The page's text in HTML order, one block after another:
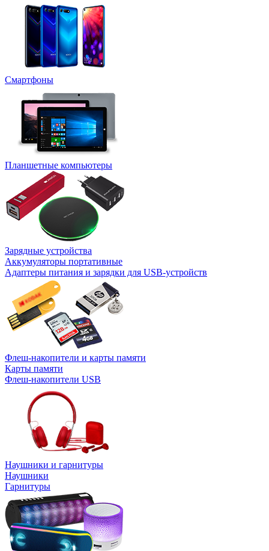
Смартфоны
Планшетные компьютеры
Зарядные устройства
Аккумуляторы портативные
Адаптеры питания и зарядки для USB-устройств
Флеш-накопители и карты памяти
Карты памяти
Флеш-накопители USB
Наушники и гарнитуры
Наушники
Гарнитуры